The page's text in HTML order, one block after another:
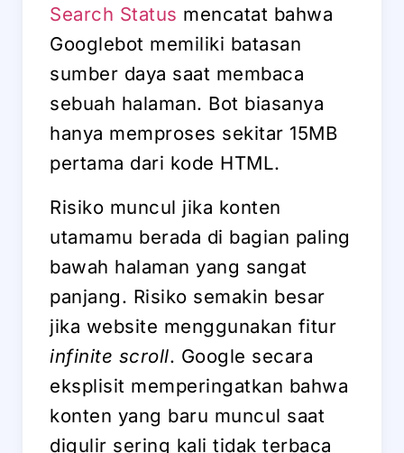
Search Status mencatat bahwa
Googlebot memiliki batasan
sumber daya saat membaca
sebuah halaman. Bot biasanya
hanya memproses sekitar 15MB
pertama dari kode HTML.
Risiko muncul jika konten
utamamu berada di bagian paling
bawah halaman yang sangat
panjang. Risiko semakin besar
jika website menggunakan fitur
infinite scroll. Google secara
eksplisit memperingatkan bahwa
konten yang baru muncul saat
digulir sering kali tidak terbaca